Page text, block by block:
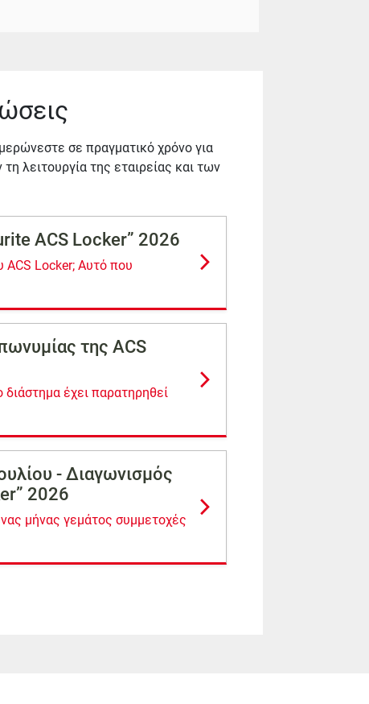
σε πραγματικό χρόνο για
λειτουργία της εταιρείας και των
ACS Locker” 2026
ACS Locker; Αυτό που
της ΑCS
έχει παρατηρηθεί
- Διαγωνισμός
2026
μήνας γεμάτος συμμετοχές